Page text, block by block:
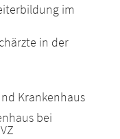
im
in der
Krankenhaus
bei